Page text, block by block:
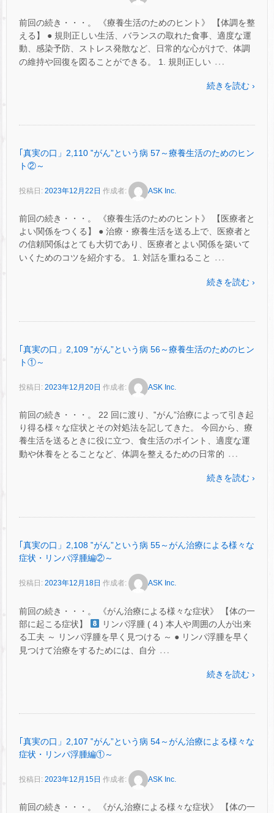
前回の続き・・・。 《療養生活のためのヒント》 【体調を整
える】 ● 規則正しい生活、バランスの取れた食事、適度な運
動、感染予防、ストレス発散など、日常的な心がけで、体調
の維持や回復を図ることができる。 1. 規則正しい …
続きを読む ›
｢真実の口」2,110 ‟がん”という病 57～療養生活のためのヒン
ト②～
投稿日: 2023年12月22日 作成者: ASK Inc.
前回の続き・・・。 《療養生活のためのヒント》 【医療者と
よい関係をつくる】 ● 治療・療養生活を送る上で、医療者と
の信頼関係はとても大切であり、医療者とよい関係を築いて
いくためのコツを紹介する。 1. 対話を重ねること
…
続きを読む ›
｢真実の口」2,109 ‟がん”という病 56～療養生活のためのヒン
ト①～
投稿日: 2023年12月20日 作成者: ASK Inc.
前回の続き・・・。 22 回に渡り、‟がん”治療によって引き起
り得る様々な症状とその対処法を記してきた。 今回から、療
養生活を送るときに役に立つ、食生活のポイント、適度な運
動や休養をとることなど、体調を整えるための日常的 …
続きを読む ›
｢真実の口」2,108 ‟がん”という病 55～がん治療による様々な
症状・リンパ浮腫編②～
投稿日: 2023年12月18日 作成者: ASK Inc.
前回の続き・・・。 《がん治療による様々な症状》 【体の一
部に起こる症状】
リンパ浮腫 ( 4 ) 本人や周囲の人が出来
る工夫 ～ リンパ浮腫を早く見つける ～ ● リンパ浮腫を早く
見つけて治療をするためには、自分 …
続きを読む ›
｢真実の口」2,107 ‟がん”という病 54～がん治療による様々な
症状・リンパ浮腫編①～
投稿日: 2023年12月15日 作成者: ASK Inc.
前回の続き・・・。 《がん治療による様々な症状》 【体の一